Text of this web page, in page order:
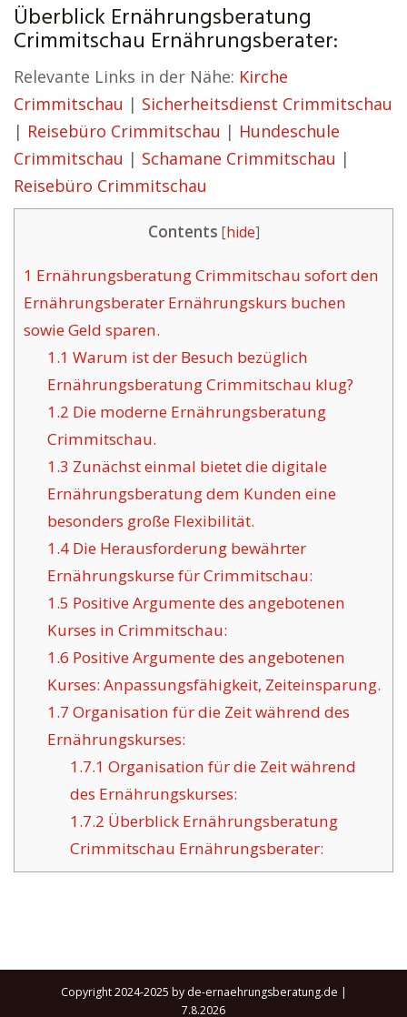
Überblick Ernährungsberatung
Crimmitschau Ernährungsberater:
Relevante Links in der Nähe: Kirche
Crimmitschau | Sicherheitsdienst Crimmitschau
| Reisebüro Crimmitschau | Hundeschule
Crimmitschau | Schamane Crimmitschau |
Reisebüro Crimmitschau
Contents [hide]
1 Ernährungsberatung Crimmitschau sofort den
Ernährungsberater Ernährungskurs buchen
sowie Geld sparen.
1.1 Warum ist der Besuch bezüglich
Ernährungsberatung Crimmitschau klug?
1.2 Die moderne Ernährungsberatung
Crimmitschau.
1.3 Zunächst einmal bietet die digitale
Ernährungsberatung dem Kunden eine
besonders große Flexibilität.
1.4Die Herausforderung bewährter
Ernährungskurse für Crimmitschau:
1.5 Positive Argumente des angebotenen
Kurses in Crimmitschau:
1.6 Positive Argumente des angebotenen
Kurses: Anpassungsfähigkeit, Zeiteinsparung.
1.7 Organisation für die Zeit während des
Ernährungskurses:
1.7.1 Organisation für die Zeit während
des Ernährungskurses:
1.7.2 Überblick Ernährungsberatung
Crimmitschau Ernährungsberater:
Copyright 2024-2025 by de-ernaehrungsberatung.de |
7.8.2026